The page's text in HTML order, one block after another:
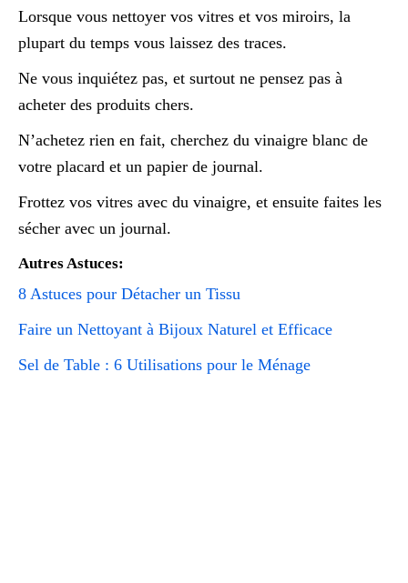
Lorsque vous nettoyer vos vitres et vos miroirs, la
plupart du temps vous laissez des traces.
Ne vous inquiétez pas, et surtout ne pensez pas à
acheter des produits chers.
N’achetez rien en fait, cherchez du vinaigre blanc de
votre placard et un papier de journal.
Frottez vos vitres avec du vinaigre, et ensuite faites les
sécher avec un journal.
Autres Astuces:
8 Astuces pour Détacher un Tissu
Faire un Nettoyant à Bijoux Naturel et Efficace
Sel de Table : 6 Utilisations pour le Ménage